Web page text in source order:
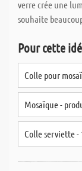
verre crée une
souhaite
Pour cette
Colle pour
Mosaïque -
Colle serviette -